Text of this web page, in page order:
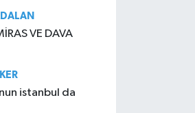
VE DAVA
istanbul da